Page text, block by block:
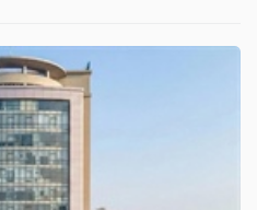
Người liên quan